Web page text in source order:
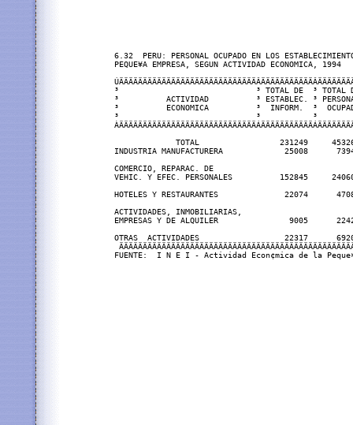
6.32  PERU: PERSONAL OCUPADO EN LOS
PEQUE¥A EMPRESA, SEGUN ACTIVIDAD ECONOMICA, 1994
³                             ³ TOTAL DE  ³ TOTAL DE
³          ACTIVIDAD          ³ ESTABLEC. ³
³          ECONOMICA          ³  INFORM.  ³  OCUPADO ³
³                             ³           ³          ³
TOTAL                 231249
INDUSTRIA MANUFACTURERA             25008
COMERCIO, REPARAC. DE
VEHIC. Y EFEC. PERSONALES          152845
HOTELES Y RESTAURANTES              22074
ACTIVIDADES, INMOBILIARIAS,
EMPRESAS Y DE ALQUILER               9005
OTRAS  ACTIVIDADES                  22317
FUENTE:  I N E I - Actividad Econ¢mica de la